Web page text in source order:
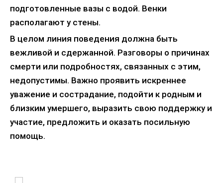
подготовленные вазы с водой. Венки
располагают у стены.
В целом линия поведения должна быть
вежливой и сдержанной. Разговоры о причинах
смерти или подробностях, связанных с этим,
недопустимы. Важно проявить искреннее
уважение и сострадание, подойти к родным и
близким умершего, выразить свою поддержку и
участие, предложить и оказать посильную
помощь.